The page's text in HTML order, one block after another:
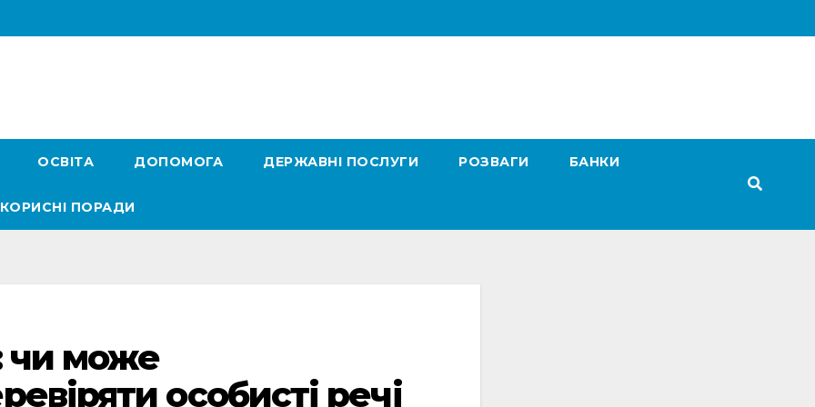
ОСВІТА ДОПОМОГА ДЕРЖАВНІ ПОСЛУГИ РОЗВАГИ БАНКИ
КОРИСНІ ПОРАДИ
чи може
особисті речі